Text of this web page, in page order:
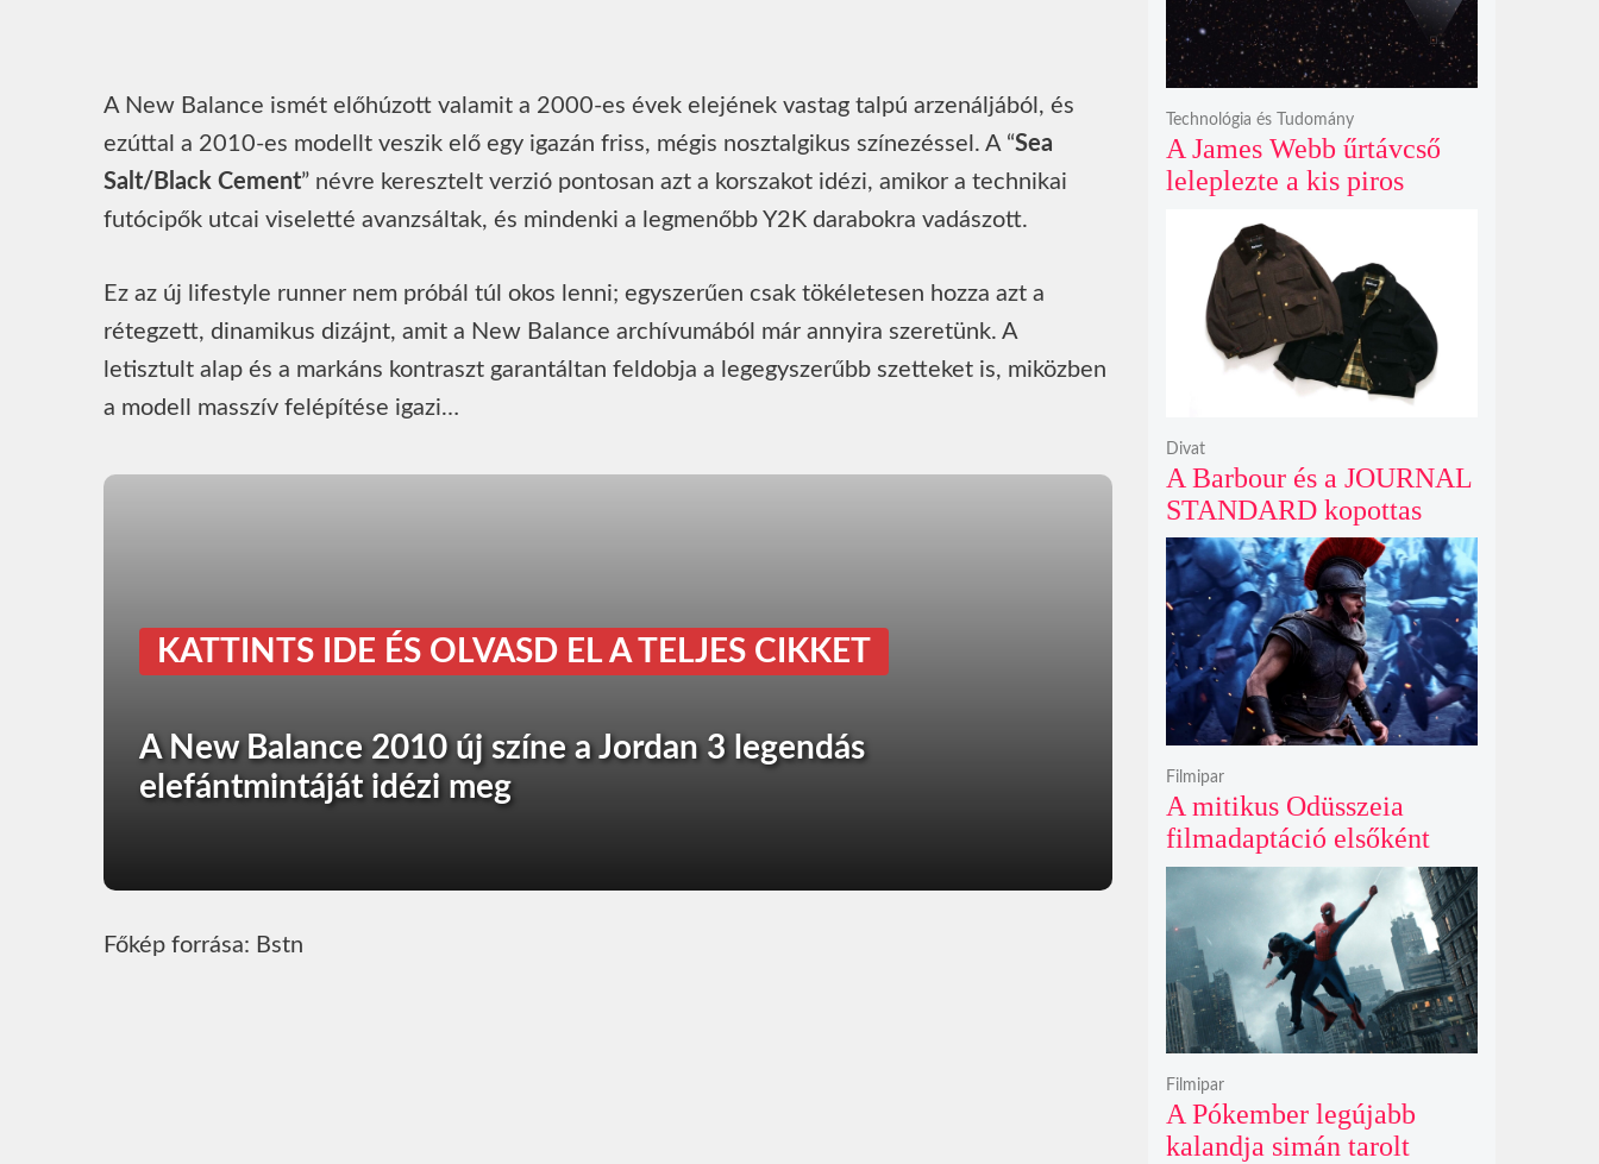
A New Balance ismét előhúzott valamit a 2000-es évek elejének vastag talpú arzenáljából, és
ezúttal a 2010-es modellt veszik elő egy igazán friss, mégis nosztalgikus színezéssel. A “Sea
Salt/Black Cement” névre keresztelt verzió pontosan azt a korszakot idézi, amikor a technikai
futócipők utcai viseletté avanzsáltak, és mindenki a legmenőbb Y2K darabokra vadászott.
Ez az új lifestyle runner nem próbál túl okos lenni; egyszerűen csak tökéletesen hozza azt a
rétegzett, dinamikus dizájnt, amit a New Balance archívumából már annyira szeretünk. A
letisztult alap és a markáns kontraszt garantáltan feldobja a legegyszerűbb szetteket is, miközben
a modell masszív felépítése igazi…
KATTINTS IDE ÉS OLVASD EL A TELJES CIKKET
A New Balance 2010 új színe a Jordan 3 legendás
elefántmintáját idézi meg
Főkép forrása: Bstn
A James Webb űrtávcső
leleplezte a kis piros
valójában fényes
galaxismagok óriási
távolságban
Technológia és Tudomány
A Barbour és a JOURNAL
STANDARD kopottas
gyapjúkabátja most
rövidebb szabással tarol
Divat
A mitikus Odüsszeia
filmadaptáció elsőként
lépte át a bűvös
egymilliárd dolláros
álomhatárt a globális
mozipénztáraknál
Filmipar
A Pókember legújabb
kalandja simán tarolt
Filmipar